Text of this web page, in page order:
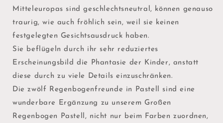
Mitteleuropas sind geschlechtsneutral, können genauso
traurig, wie auch fröhlich sein, weil sie keinen
festgelegten Gesichtsausdruck haben.
Sie beflügeln durch ihr sehr reduziertes
Erscheinungsbild die Phantasie der Kinder, anstatt
diese durch zu viele Details einzuschränken.
Die zwölf Regenbogenfreunde in Pastell sind eine
wunderbare Ergänzung zu unserem Großen
Regenbogen Pastell, nicht nur beim Farben zuordnen,